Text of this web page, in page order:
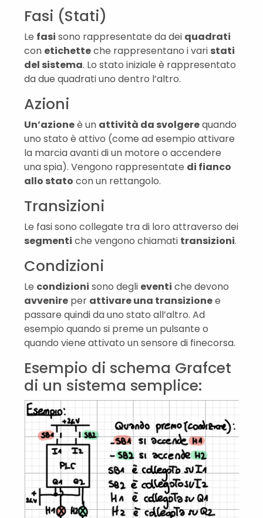
Fasi (Stati)
Le fasi sono rappresentate da dei quadrati
con etichetteche rappresentano i vari stati
del sistema. Lo stato iniziale è rappresentato
da due quadrati uno dentro l’altro.
Azioni
Un’azioneè un attività da svolgerequando
uno stato è attivo (come ad esempio attivare
la marcia avanti di un motore o accendere
una spia). Vengono rappresentate di fianco
allo stato con un rettangolo.
Transizioni
Le fasi sono collegate tra di loro attraverso dei
segmenti che vengono chiamati transizioni.
Condizioni
Le condizioni sono degli eventi che devono
avvenire per attivare una transizionee
passare quindi da uno stato all’altro. Ad
esempio quando si preme un pulsante o
quando viene attivato un sensore di finecorsa.
Esempio di schema Grafcet
di un sistema semplice: